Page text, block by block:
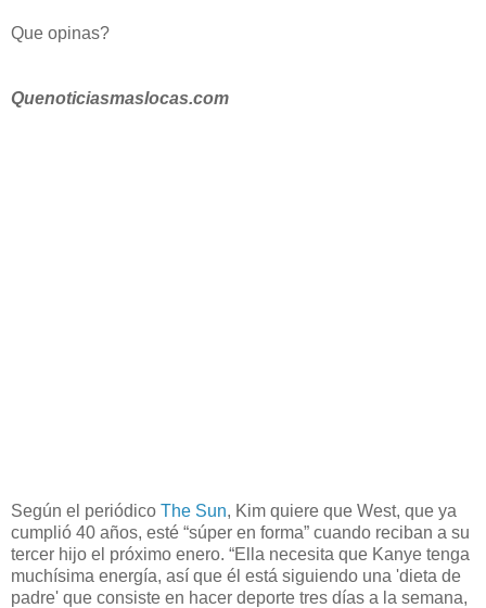
Que opinas?
Quenoticiasmaslocas.com
Según el periódico The Sun, Kim quiere que West, que ya
cumplió 40 años, esté “súper en forma” cuando reciban a su
tercer hijo el próximo enero. “Ella necesita que Kanye tenga
muchísima energía, así que él está siguiendo una 'dieta de
padre' que consiste en hacer deporte tres días a la semana,